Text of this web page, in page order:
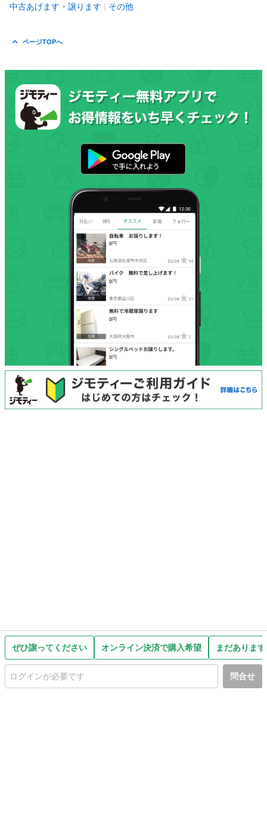
ぜひ譲ってください オンライン決済で購入希望 まだありま
問合せ
中古あげます・譲ります その他
ページTOPへ